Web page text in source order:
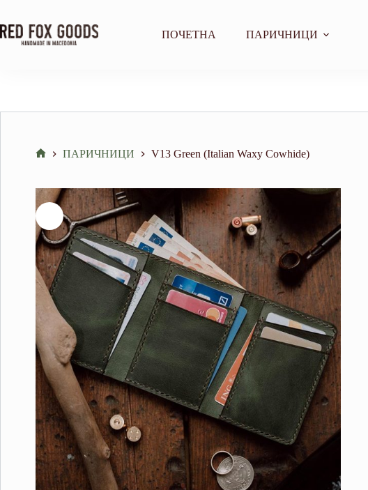
content
ПОЧЕТНА ПАРИЧНИЦИ
ПАРИЧНИЦИ V13 Green (Italian Waxy Cowhide)